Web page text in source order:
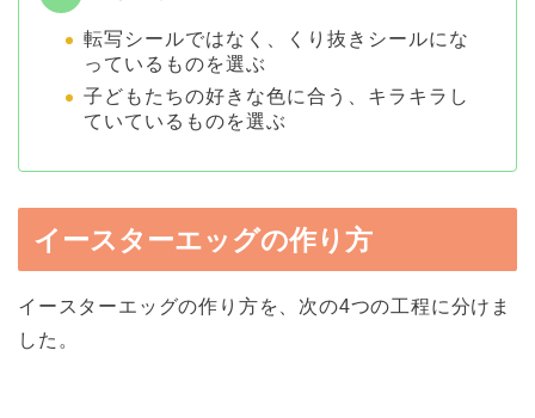
転写シールではなく、くり抜きシールにな
っているものを選ぶ
子どもたちの好きな色に合う、キラキラし
ていているものを選ぶ
イースターエッグの作り方
イースターエッグの作り方を、次の4つの工程に分けま
した。